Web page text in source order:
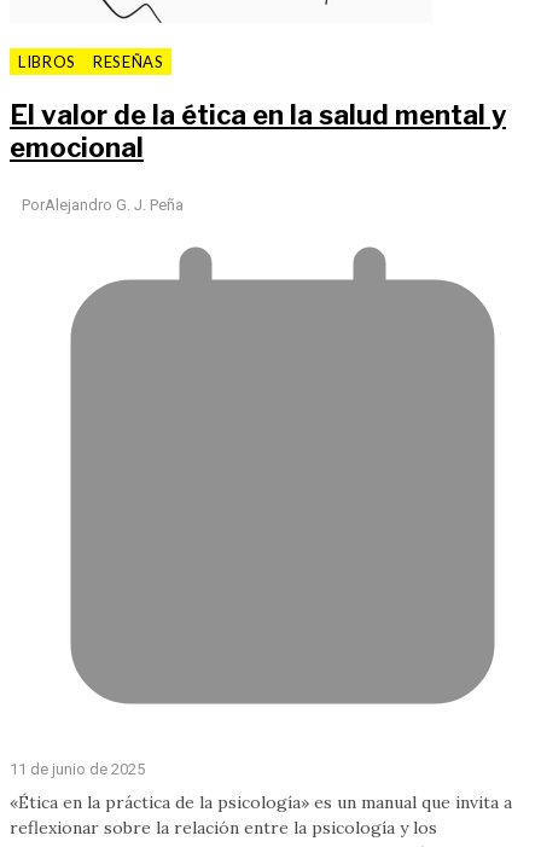
LIBROS RESEÑAS
El valor de la ética en la salud mental y
emocional
PorAlejandro G. J. Peña
11 de junio de 2025
«Ética en la práctica de la psicología» es un manual que invita a
reflexionar sobre la relación entre la psicología y los